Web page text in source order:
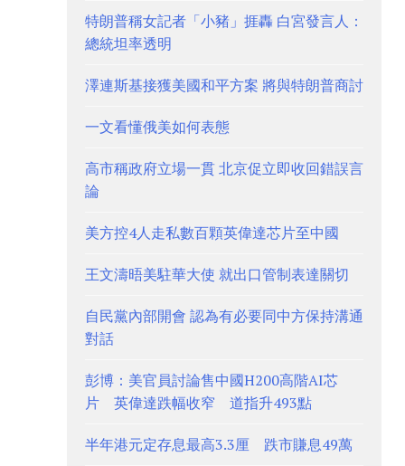
特朗普稱女記者「小豬」捱轟 白宮發言人：
總統坦率透明
澤連斯基接獲美國和平方案 將與特朗普商討
一文看懂俄美如何表態
高市稱政府立場一貫 北京促立即收回錯誤言
論
美方控4人走私數百顆英偉達芯片至中國
王文濤晤美駐華大使 就出口管制表達關切
自民黨內部開會 認為有必要同中方保持溝通
對話
彭博：美官員討論售中國H200高階AI芯
片 英偉達跌幅收窄 道指升493點
半年港元定存息最高3.3厘 跌市賺息49萬